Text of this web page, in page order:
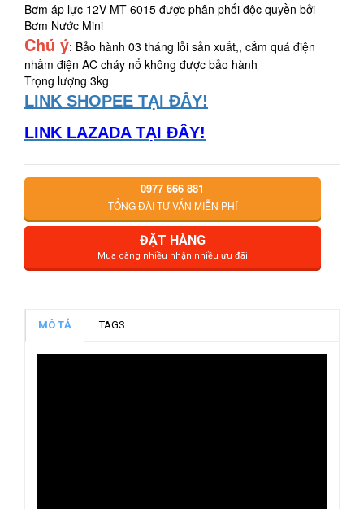
Bơm áp lực 12V MT 6015 được phân phối độc quyền bởi
Bơm Nước Mini
Chú ý: Bảo hành 03 tháng lỗi sản xuất,, cắm quá điện
nhầm điện AC cháy nổ không được bảo hành
Trọng lượng 3kg
LINK SHOPEE TẠI ĐÂY!
LINK LAZADA TẠI ĐÂY!
0977 666 881
TỔNG ĐÀI TƯ VẤN MIỄN PHÍ
ĐẶT HÀNG
Mua càng nhiều nhận nhiều ưu đãi
MÔ TẢ TAGS